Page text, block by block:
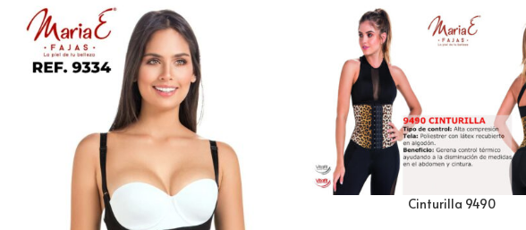
Cinturilla 9490